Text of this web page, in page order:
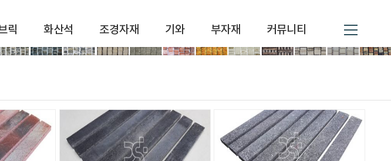
릭 화산석 조경자재 기와 부자재 커뮤니티